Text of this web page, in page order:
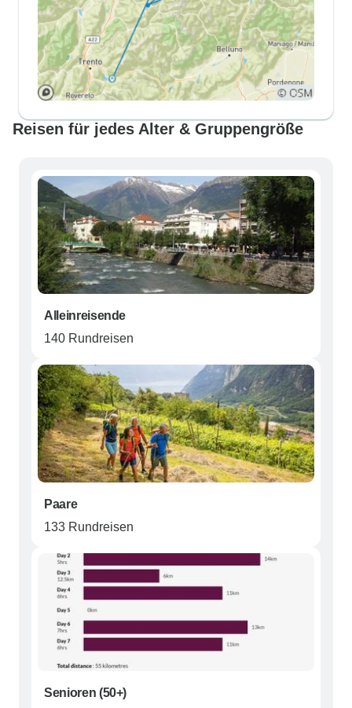
Reisen für jedes Alter & Gruppengröße
Alleinreisende
140 Rundreisen
Paare
133 Rundreisen
Senioren (50+)